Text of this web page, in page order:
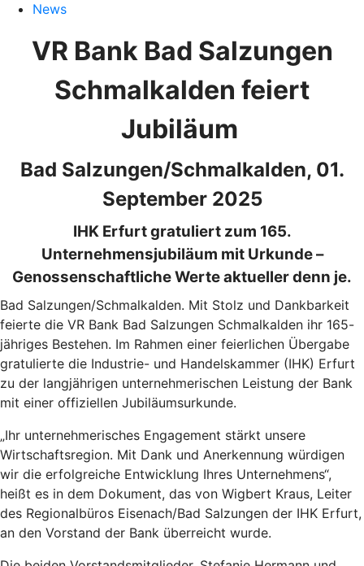
News
VR Bank Bad Salzungen
Schmalkalden feiert
Jubiläum
Bad Salzungen/Schmalkalden, 01.
September 2025
IHK Erfurt gratuliert zum 165.
Unternehmensjubiläum mit Urkunde –
Genossenschaftliche Werte aktueller denn je.
Bad Salzungen/Schmalkalden. Mit Stolz und Dankbarkeit
feierte die VR Bank Bad Salzungen Schmalkalden ihr 165-
jähriges Bestehen. Im Rahmen einer feierlichen Übergabe
gratulierte die Industrie- und Handelskammer (IHK) Erfurt
zu der langjährigen unternehmerischen Leistung der Bank
mit einer offiziellen Jubiläumsurkunde.
„Ihr unternehmerisches Engagement stärkt unsere
Wirtschaftsregion. Mit Dank und Anerkennung würdigen
wir die erfolgreiche Entwicklung Ihres Unternehmens“,
heißt es in dem Dokument, das von Wigbert Kraus, Leiter
des Regionalbüros Eisenach/Bad Salzungen der IHK Erfurt,
an den Vorstand der Bank überreicht wurde.